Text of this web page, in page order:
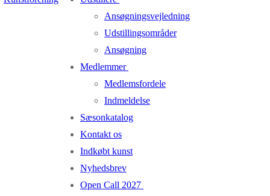
Ansøgningsvejledning
Udstillingsområder
Ansøgning
Medlemmer
Medlemsfordele
Indmeldelse
Sæsonkatalog
Kontakt os
Indkøbt kunst
Nyhedsbrev
Open Call 2027